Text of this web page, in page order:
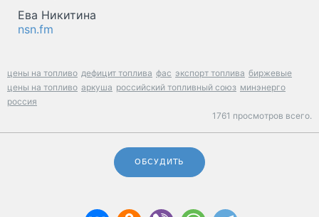
Ева Никитина
nsn.fm
цены на топливо дефицит топлива фас экспорт топлива биржевые
цены на топливо аркуша российский топливный союз минэнерго
россия
1761 просмотров всего.
ОБСУДИТЬ